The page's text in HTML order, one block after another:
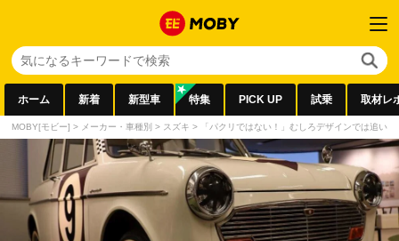
ホーム 新着 新型車 特集 PICK UP 試乗 取材レ
MOBY[モビー] > メーカー・車種別 > スズキ > 「パクリではない！」むしろデザインでは追い